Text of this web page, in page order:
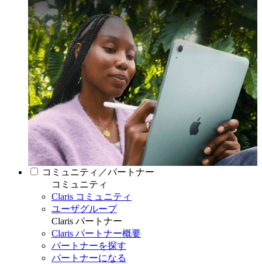
コミュニティ／パートナー
コミュニティ
Claris コミュニティ
ユーザグループ
Claris パートナー
Claris パートナー概要
パートナーを探す
パートナーになる